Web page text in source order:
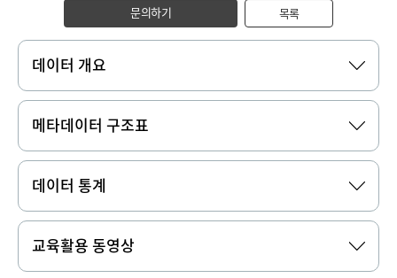
문의하기 목록
데이터 개요
메타데이터 구조표
데이터 통계
교육활용 동영상